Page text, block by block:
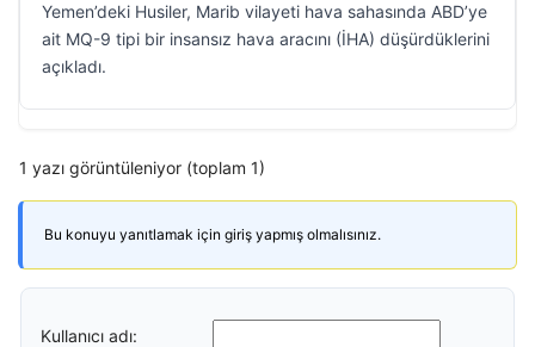
Yemen’deki Husiler, Marib vilayeti hava sahasında ABD’ye
ait MQ-9 tipi bir insansız hava aracını (İHA) düşürdüklerini
açıkladı.
1 yazı görüntüleniyor (toplam 1)
Bu konuyu yanıtlamak için giriş yapmış olmalısınız.
Kullanıcı adı: